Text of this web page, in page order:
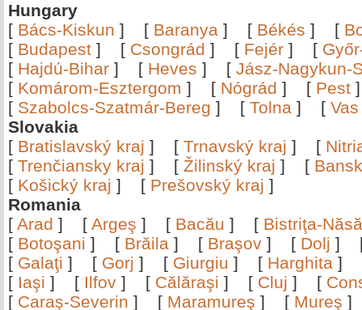
Hungary
[ Bács-Kiskun ] [ Baranya ] [ Békés ] [
[ Budapest ] [ Csongrád ] [ Fejér ] [
[ Hajdú-Bihar ] [ Heves ] [ Jász-Nagykun-
[ Komárom-Esztergom ] [ Nógrád ] [ Pest
[ Szabolcs-Szatmár-Bereg ] [ Tolna ] [ Vas
Slovakia
[ Bratislavský kraj ] [ Trnavský kraj ] [
[ Trenčiansky kraj ] [ Žilinský kraj ] [
[ Košický kraj ] [ Prešovský kraj ]
Romania
[ Arad ] [ Argeş ] [ Bacău ] [ Bistriţa-
[ Botoşani ] [ Brăila ] [ Braşov ] [ Dolj ]
[ Galaţi ] [ Gorj ] [ Giurgiu ] [ Harghita ]
[ Iaşi ] [ Ilfov ] [ Călăraşi ] [ Cluj ] [
[ Caraş-Severin ] [ Maramureş ] [ Mureş